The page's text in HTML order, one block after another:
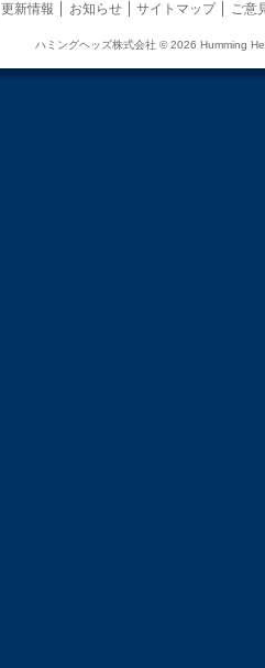
更新情報 お知らせ サイトマップ ご意
ハミングヘッズ株式会社 ©2026 Humming